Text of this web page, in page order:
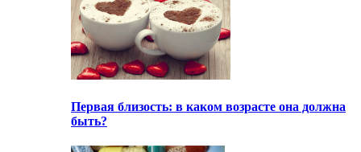
Первая близость: в каком возрасте она должна
быть?